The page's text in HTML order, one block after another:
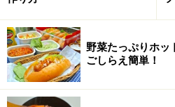
い切りましょう。
肉豆腐の作り方・手順
■肉豆腐
野菜たっぷりホ
ごしらえ簡単！